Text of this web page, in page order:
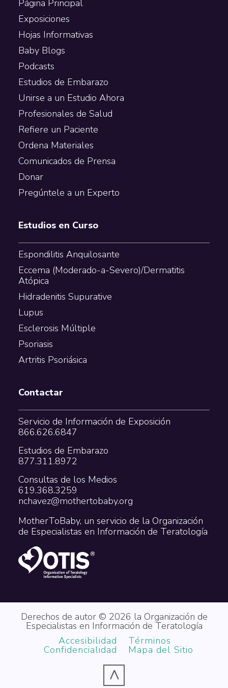
Página Principal
Exposiciones
Hojas Informativas
Baby Blogs
Podcasts
Estudios de Embarazo
Unirse a un Estudio Ahora
Profesionales de Salud
Refiere un Paciente
Ordena Materiales
Comunicados de Prensa
Donar
Pregúntele a un Experto
Estudios en Curso
Espondilitis Anquilosante
Eccema (Moderado-a-Severo)/Dermatitis
Atópica
Hidradenitis Supurative
Lupus
Esclerosis Múltiple
Psoriasis
Artritis Psoriásica
Contactar
Servicio de Información de Exposición
866.626.6847
Estudios de Embarazo
877.311.8972
Consultas de los Medios
619.368.3259
nchavez@mothertobaby.org
MotherToBaby, un servicio de la Organización
de Especialistas en Información de Teratología
Derechos de autor © 2026 la Organización de
Especialistas en Información de Teratología
Accesibilidad
Términos
Confidencialidad Mapa del Sitio
^